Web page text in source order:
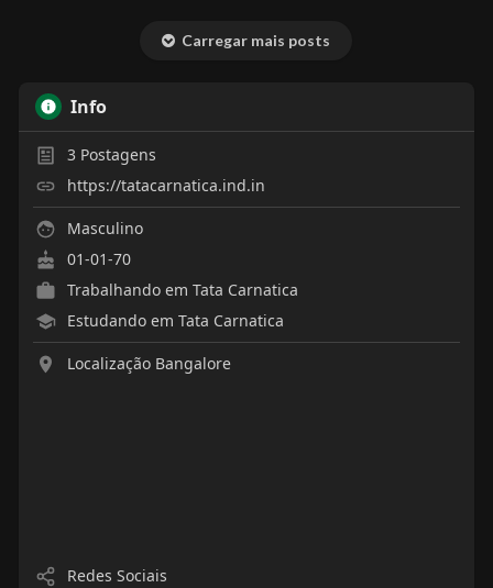
Carregar mais posts
Info
3 Postagens
https://tatacarnatica.ind.in
Masculino
01-01-70
Trabalhando em Tata Carnatica
Estudando em Tata Carnatica
Localização Bangalore
Redes Sociais